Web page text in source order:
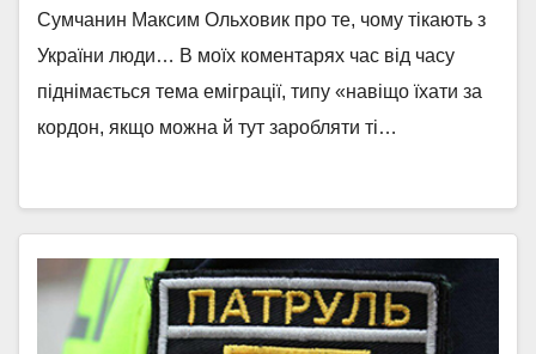
Сумчанин Максим Ольховик про те, чому тікають з
України люди… В моїх коментарях час від часу
піднімається тема еміграції, типу «навіщо їхати за
кордон, якщо можна й тут заробляти ті…